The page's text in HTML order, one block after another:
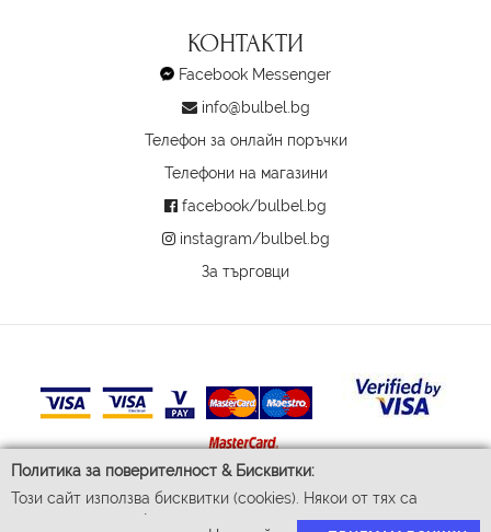
Политика за поверителност & Бисквитки:
Този сайт използва бисквитки (cookies). Някои от тях са
задължителни за функционирането му, докато други ни
КОНТАКТИ
Facebook Messenger
info@bulbel.bg
Телефон за онлайн поръчки
Телефони на магазини
facebook/bulbel.bg
instagram/bulbel.bg
За търговци
© 2026 Бул-Бел ЕООД
Всички права запазени